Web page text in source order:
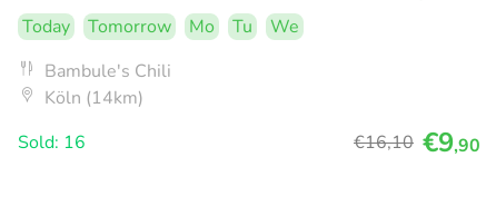
Today Tomorrow Mo Tu
We
Bambule's Chili
Köln (14km)
Sold: 16
€16,10 €9,90